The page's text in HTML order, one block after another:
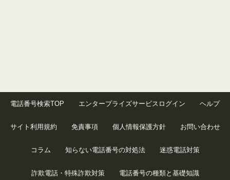
電話番号検索TOP エンタープライズサービスログイン ヘルプ
サイト利用規約 免責事項 個人情報保護方針 お問い合わせ
コラム 知らない電話番号の対処法 迷惑電話対策
詐欺電話・特殊詐欺対策 電話番号の種類と基礎知識